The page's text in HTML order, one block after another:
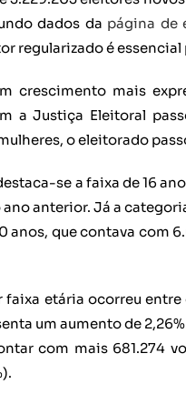
dados da página de
regularizado é
crescimento mais
a Justiça Eleitoral
mulheres, o eleitorado
se a faixa de 16
ano anterior. Já a
anos, que contava com
etária ocorreu
um aumento de
com mais 681.274